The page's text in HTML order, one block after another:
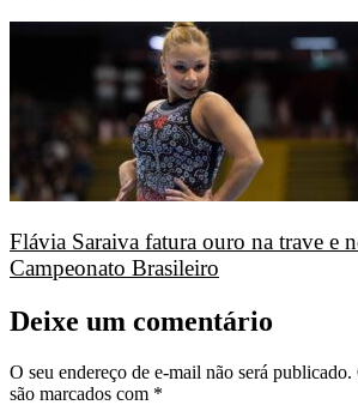
Flávia Saraiva fatura ouro na trave e
Campeonato Brasileiro
Deixe um comentário
O seu endereço de e-mail não será publicado.
são marcados com *